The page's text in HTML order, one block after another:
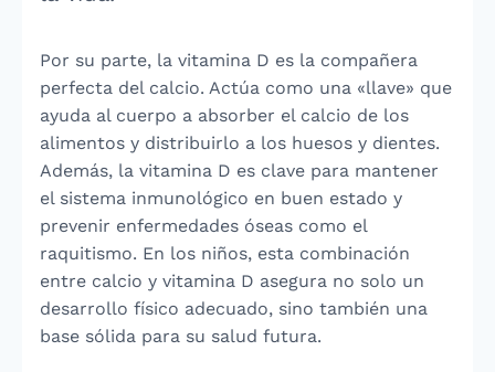
Por su parte, la vitamina D es la compañera
perfecta del calcio. Actúa como una «llave» que
ayuda al cuerpo a absorber el calcio de los
alimentos y distribuirlo a los huesos y dientes.
Además, la vitamina D es clave para mantener
el sistema inmunológico en buen estado y
prevenir enfermedades óseas como el
raquitismo. En los niños, esta combinación
entre calcio y vitamina D asegura no solo un
desarrollo físico adecuado, sino también una
base sólida para su salud futura.